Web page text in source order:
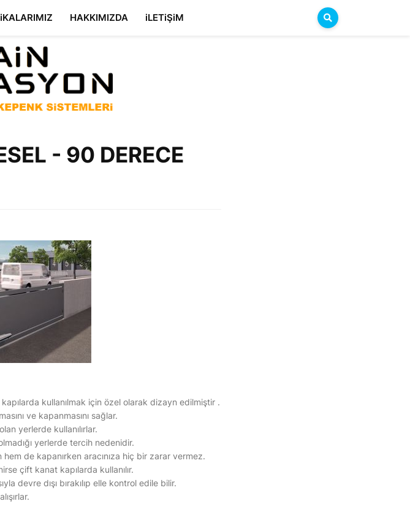
HAKKIMIZDA iLETiŞiM
- 90 DERECE
kullanılmak için özel olarak dizayn edilmiştir .
ve kapanmasını sağlar.
yerlerde kullanılırlar.
yerlerde tercih nedenidir.
de kapanırken aracınıza hiç bir zarar vermez.
çift kanat kapılarda kullanılır.
devre dışı bırakılıp elle kontrol edile bilir.